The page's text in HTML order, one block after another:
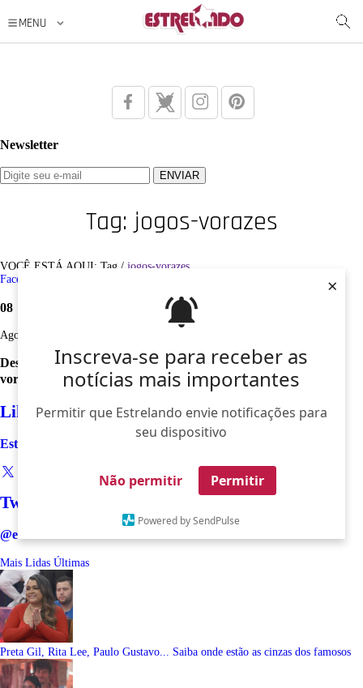
Inscreva-se para receber as
notícias mais importantes
Permitir que Estrelando envie notificações para
seu dispositivo
Não permitir Permitir
Powered by SendPulse
×
Newsletter
Tag: jogos-vorazes
VOCÊ ESTÁ AQUI: Tag / jogos-vorazes
Facebook
08
Ago
Desculpe, não foi encontrado nenhum registro sobre: jogos-
vorazes
Like
Estrelando
Twitter
@estrelando
Mais Lidas Últimas
Preta Gil, Rita Lee, Paulo Gustavo... Saiba onde estão as cinzas dos famosos